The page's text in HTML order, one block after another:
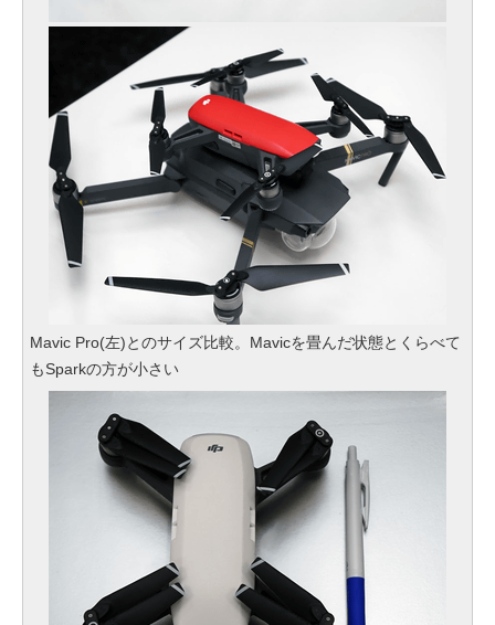
Mavic Pro(左)とのサイズ比較。Mavicを畳んだ状態とくらべて
もSparkの方が小さい